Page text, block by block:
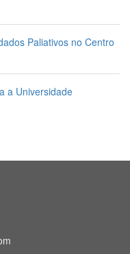
Paliativos no Centro
a Universidade